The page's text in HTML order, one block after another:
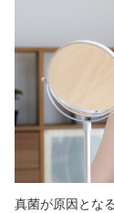
真菌が原因とな